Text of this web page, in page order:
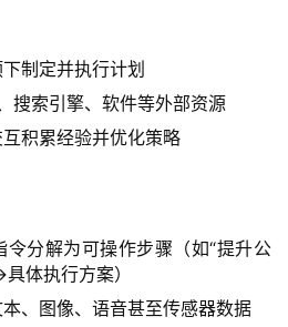
制定并执行计划
搜索引擎、软件等外部资源
互积累经验并优化策略
令分解为可操作步骤（如“提升公
体执行方案）
本、图像、语音甚至传感器数据